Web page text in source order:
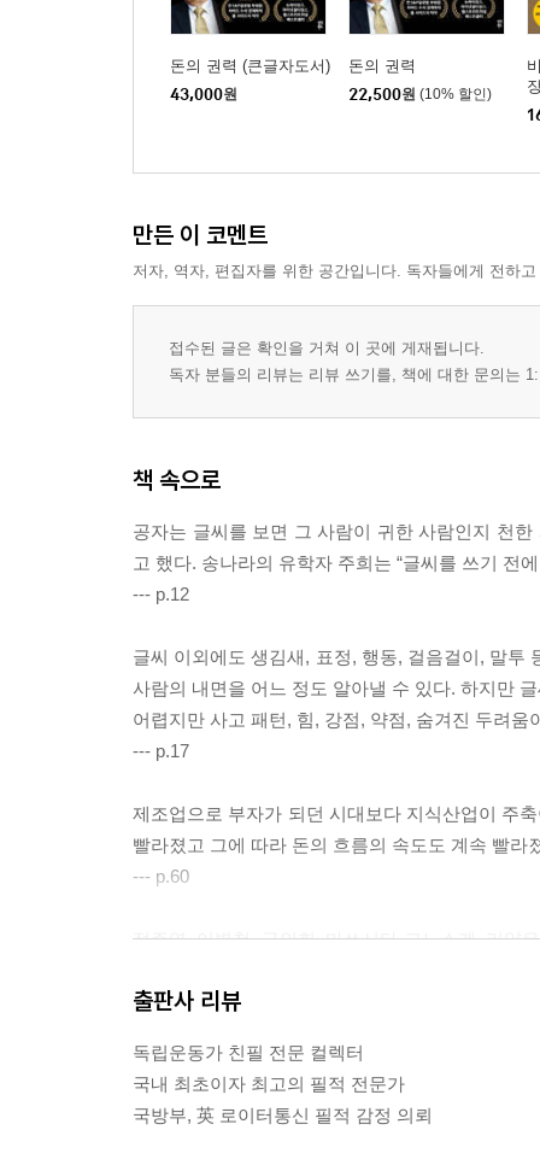
돈의 권력 (큰글자도서)
43,000원
돈의 권력
22,500원 (10% 할인)
만든 이 코멘트
저자, 역자, 편집자를 위한 공간입니다. 독자들에게 전하
접수된 글은 확인을 거쳐 이 곳에 게재됩니다.
독자 분들의 리뷰는 리뷰 쓰기를, 책에 대한 문의는
책 속으로
공자는 글씨를 보면 그 사람이 귀한 사람인지 천
고 했다. 송나라의 유학자 주희는 “글씨를 쓰기 전
--- p.12
글씨 이외에도 생김새, 표정, 행동, 걸음걸이, 말투
사람의 내면을 어느 정도 알아낼 수 있다. 하지만
어렵지만 사고 패턴, 힘, 강점, 약점, 숨겨진 두려
--- p.17
제조업으로 부자가 되던 시대보다 지식산업이 주
빨라졌고 그에 따라 돈의 흐름의 속도도 계속 빨
--- p.60
정주영, 이병철, 구인회, 마쓰시타 고노스케, 리양
체인 알디의 창업자 카를 알브레히트는 절대 부를
스피노자는 직관을 상상력과 오성의 범위를 뛰어
간 영역의 작은 변화 등으로 나타난다. 정주영이 포
출판사 리뷰
독립운동가 친필 전문 컬렉터
국내 최초이자 최고의 필적 전문가
국방부, 英 로이터통신 필적 감정 의뢰